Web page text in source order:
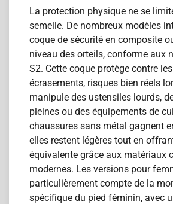
La protection physique ne se
semelle. De nombreux modèles
coque de sécurité en composite
niveau des orteils, conforme aux
S2. Cette coque protège contre
écrasements, risques bien réels
manipule des ustensiles lourds,
pleines ou des équipements de
chaussures sans métal gagnent
elles restent légères tout en
équivalente grâce aux matériaux
modernes. Les versions pour
particulièrement compte de la
spécifique du pied féminin, avec